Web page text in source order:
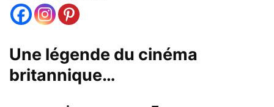
Une légende du cinéma
britannique…